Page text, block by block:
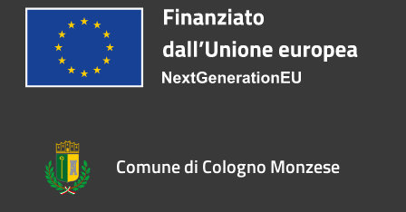
Comune di Cologno Monzese